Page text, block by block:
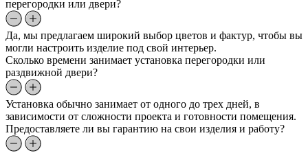
перегородки или двери?
Да, мы предлагаем широкий выбор цветов и фактур, чтобы вы
могли настроить изделие под свой интерьер.
Сколько времени занимает установка перегородки или
раздвижной двери?
Установка обычно занимает от одного до трех дней, в
зависимости от сложности проекта и готовности помещения.
Предоставляете ли вы гарантию на свои изделия и работу?